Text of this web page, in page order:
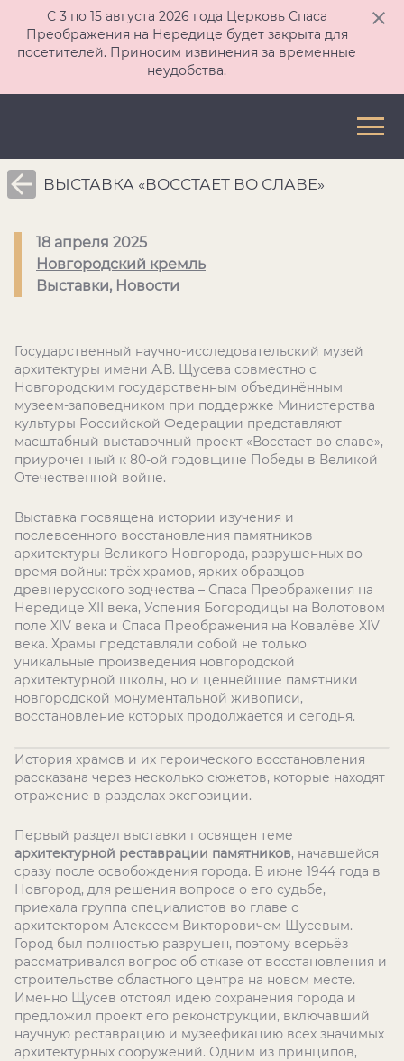
С 3 по 15 августа 2026 года Церковь Спаса
Преображения на Нередице будет закрыта для
посетителей. Приносим извинения за временные
неудобства.
ВЫСТАВКА «ВОССТАЕТ ВО СЛАВЕ»
18 апреля 2025
Новгородский кремль
Выставки, Новости
Государственный научно-исследовательский музей
архитектуры имени А.В. Щусева совместно с
Новгородским государственным объединённым
музеем-заповедником при поддержке Министерства
культуры Российской Федерации представляют
масштабный выставочный проект «Восстает во славе»,
приуроченный к 80-ой годовщине Победы в Великой
Отечественной войне.
Выставка посвящена истории изучения и
послевоенного восстановления памятников
архитектуры Великого Новгорода, разрушенных во
время войны: трёх храмов, ярких образцов
древнерусского зодчества – Спаса Преображения на
Нередице XII века, Успения Богородицы на Волотовом
поле XIV века и Спаса Преображения на Ковалёве XIV
века. Храмы представляли собой не только
уникальные произведения новгородской
архитектурной школы, но и ценнейшие памятники
новгородской монументальной живописи,
восстановление которых продолжается и сегодня.
История храмов и их героического восстановления
рассказана через несколько сюжетов, которые находят
отражение в разделах экспозиции.
Первый раздел выставки посвящен теме
архитектурной реставрации памятников, начавшейся
сразу после освобождения города. В июне 1944 года в
Новгород, для решения вопроса о его судьбе,
приехала группа специалистов во главе с
архитектором Алексеем Викторовичем Щусевым.
Город был полностью разрушен, поэтому всерьёз
рассматривался вопрос об отказе от восстановления и
строительстве областного центра на новом месте.
Именно Щусев отстоял идею сохранения города и
предложил проект его реконструкции, включавший
научную реставрацию и музеефикацию всех значимых
архитектурных сооружений. Одним из принципов,